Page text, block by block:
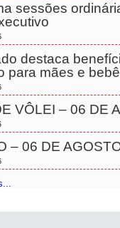
sessões
destaca
para mães e
VÔLEI – 06 DE
– 06 DE